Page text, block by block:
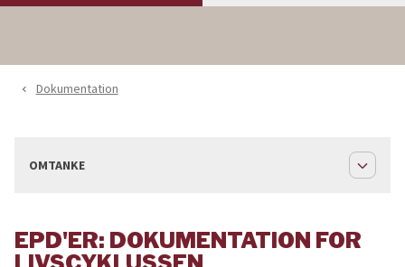
navigate_before Dokumentation
OMTANKE expand_less
EPD'ER: DOKUMENTATION FOR